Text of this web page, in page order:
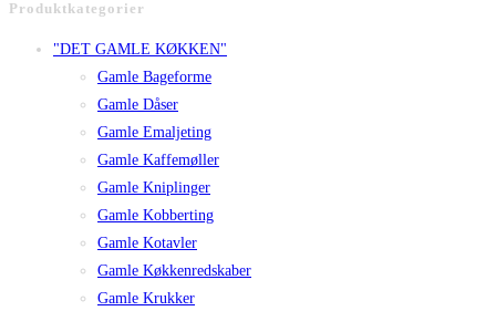
Produktkategorier
"DET GAMLE KØKKEN"
Gamle Bageforme
Gamle Dåser
Gamle Emaljeting
Gamle Kaffemøller
Gamle Kniplinger
Gamle Kobberting
Gamle Kotavler
Gamle Køkkenredskaber
Gamle Krukker